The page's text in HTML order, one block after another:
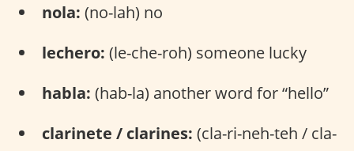
nola: (no-lah) no
lechero: (le-che-roh) someone lucky
habla: (hab-la) another word for “hello”
clarinete / clarines: (cla-ri-neh-teh / cla-